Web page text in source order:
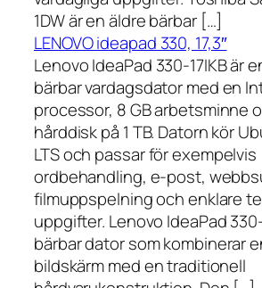
1DW är en äldre bärbar […]
LENOVO ideapad 330, 17,3″
Lenovo IdeaPad 330-17IKB är
bärbar vardagsdator med en
processor, 8 GB arbetsminne
hårddisk på 1 TB. Datorn kör
LTS och passar för exempelvis
ordbehandling, e-post,
filmuppspelning och enklare
uppgifter. Lenovo IdeaPad
bärbar dator som kombinerar
bildskärm med en traditionell